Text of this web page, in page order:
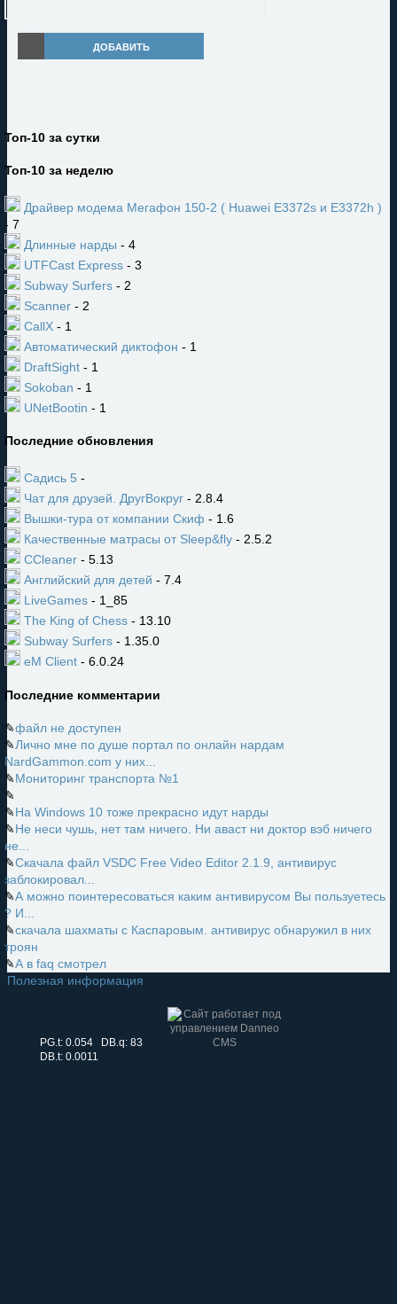
ДОБАВИТЬ
Топ-10 за сутки
Топ-10 за неделю
Драйвер модема Мегафон 150-2 ( Huawei E3372s и E3372h )
- 7
Длинные нарды - 4
UTFCast Express - 3
Subway Surfers - 2
Scanner - 2
CallX - 1
Автоматический диктофон - 1
DraftSight - 1
Sokoban - 1
UNetBootin - 1
Последние обновления
Садись 5 -
Чат для друзей. ДругВокруг - 2.8.4
Вышки-тура от компании Скиф - 1.6
Качественные матрасы от Sleep&fly - 2.5.2
CCleaner - 5.13
Английский для детей - 7.4
LiveGames - 1_85
The King of Chess - 13.10
Subway Surfers - 1.35.0
eM Client - 6.0.24
Последние комментарии
✎файл не доступен
✎Лично мне по душе портал по онлайн нардам
NardGammon.com у них...
✎Мониторинг транспорта №1
✎
✎На Windows 10 тоже прекрасно идут нарды
✎Не неси чушь, нет там ничего. Ни аваст ни доктор вэб ничего
не...
✎Скачала файл VSDC Free Video Editor 2.1.9, антивирус
заблокировал...
✎А можно поинтересоваться каким антивирусом Вы пользуетесь
? И...
✎скачала шахматы с Каспаровым. антивирус обнаружил в них
троян
✎А в faq смотрел
Полезная информация
PG.t: 0.054 DB.q: 83
DB.t: 0.0011